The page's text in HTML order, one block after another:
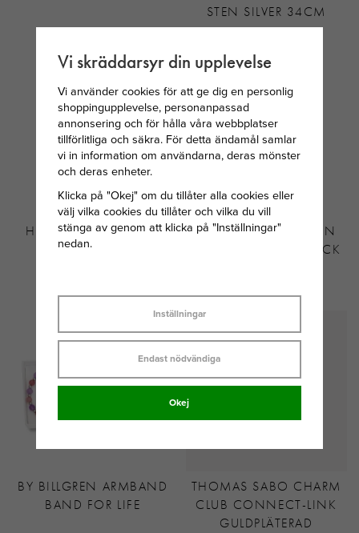
STEN SILVER 34CM
HAGERTY SILVERBATH
580MKL
BLOMDAHL PARAGON
ÖRHÄNGE 8MM BLACK
BY BILLGREN ARMBAND
BAND FOR LIFE
THOMAS SABO CHARM
CLUB CONNECT-LINK
GULDPLÄTERAD
Vi skräddarsyr din upplevelse
Vi använder cookies för att ge dig en personlig
shoppingupplevelse, personanpassad
annonsering och för hålla våra webbplatser
tillförlitliga och säkra. För detta ändamål samlar
vi in information om användarna, deras mönster
och deras enheter.
Klicka på "Okej" om du tillåter alla cookies eller
välj vilka cookies du tillåter och vilka du vill
stänga av genom att klicka på "Inställningar"
nedan.
Inställningar
Endast nödvändiga
Okej